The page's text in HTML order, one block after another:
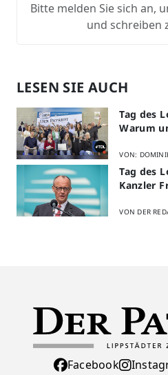
Bitte melden Sie sich an,
und schreiben
LESEN SIE AUCH
Tag des
Warum
VON:
Tag des
Kanzler
VON DER
Facebook